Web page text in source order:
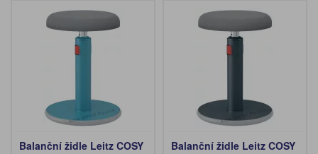
Balanční židle Leitz COSY
Balanční židle Leitz COSY